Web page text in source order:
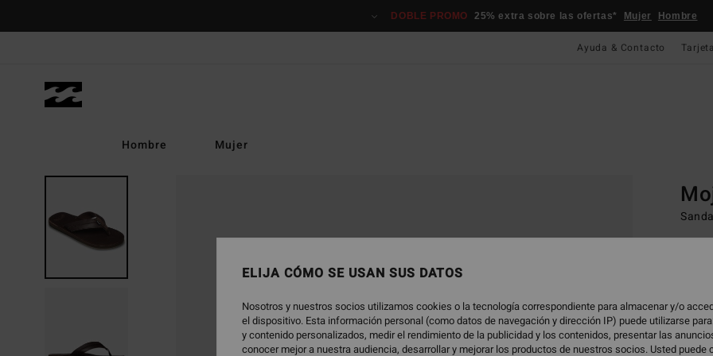
producto
DOBLE PROMO 25% extra sobre las ofertas* Mujer Hombre
Ayuda & Contacto
Hombre Mujer
Color
ELIJA CÓMO SE USAN SUS DATOS
Nosotros y nuestros socios utilizamos cookies o la tecnología correspondiente para almacenar y/o
el dispositivo. Esta información personal (como datos de navegación y dirección IP) puede utilizarse
y contenido personalizados, medir el rendimiento de la publicidad y los contenidos, presentar las
conocer mejor a nuestra audiencia, desarrollar y mejorar los productos de nuestros socios. Usted puede